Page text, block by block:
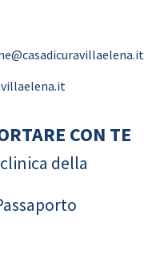
CON TE
della